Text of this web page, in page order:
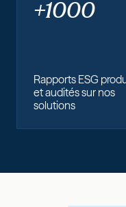
+1000
Rapports ESG
et audités sur nos
solutions